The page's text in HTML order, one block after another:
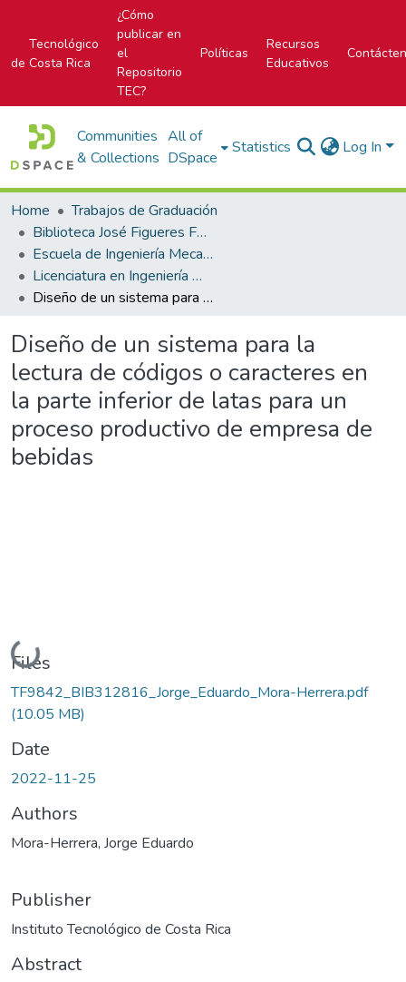
Tecnológico
de Costa Rica
¿Cómo
publicar en
el
Repositorio
TEC?
Políticas
Recursos
Educativos
Communities
& Collections
All of
DSpace
Statistics Log In
Home
Trabajos de Graduación
Biblioteca José Figueres Ferrer
Escuela de Ingeniería Mecatrónica (antes era Área Académica de Ingeniería Mecatrónica)
Licenciatura en Ingeniería Mecatrónica
Diseño de un sistema para la lectura de códigos o caracteres en la parte inferior de latas para un proceso productivo de empresa de bebidas
Diseño de un sistema para la
lectura de códigos o caracteres en
la parte inferior de latas para un
proceso productivo de empresa de
bebidas
Loading...
Files
TF9842_BIB312816_Jorge_Eduardo_Mora-Herrera.pdf
(10.05 MB)
Date
2022-11-25
Authors
Mora-Herrera, Jorge Eduardo
Publisher
Instituto Tecnológico de Costa Rica
Abstract